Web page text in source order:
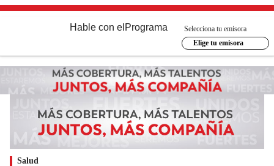
Hable con el Programa
Selecciona tu emisora
Elige tu emisora
Salud